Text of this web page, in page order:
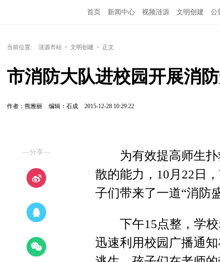
首页 新闻中心 视频涟源 文明创建 公
当前位置: 涟源市站 > 文明创建 > 正文
市消防大队进校园开展消
作者：熊雅丽 编辑：石成 2015-12-28 10:29:22
—分享—
为有效提高师生扑
散的能力，10月22日
子们带来了一道“消防
下午15点整，学校
迅速利用校园广播通